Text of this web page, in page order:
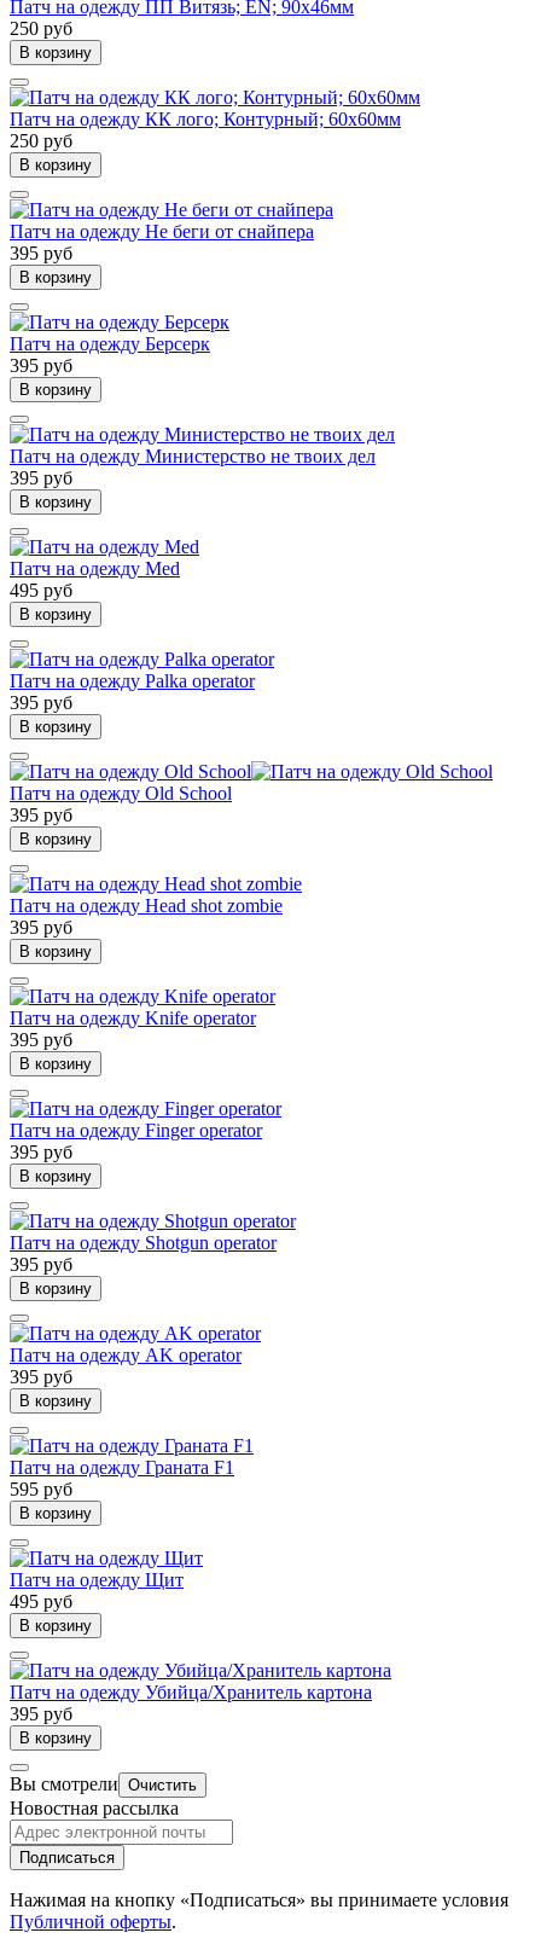
Патч на одежду ПП Витязь; EN; 90х46мм
250 руб
В корзину
Патч на одежду КК лого; Контурный; 60х60мм
250 руб
В корзину
Патч на одежду Не беги от снайпера
395 руб
В корзину
Патч на одежду Берсерк
395 руб
В корзину
Патч на одежду Министерство не твоих дел
395 руб
В корзину
Патч на одежду Med
495 руб
В корзину
Патч на одежду Palka operator
395 руб
В корзину
Патч на одежду Old School
395 руб
В корзину
Патч на одежду Head shot zombie
395 руб
В корзину
Патч на одежду Knife operator
395 руб
В корзину
Патч на одежду Finger operator
395 руб
В корзину
Патч на одежду Shotgun operator
395 руб
В корзину
Патч на одежду AK operator
395 руб
В корзину
Патч на одежду Граната F1
595 руб
В корзину
Патч на одежду Щит
495 руб
В корзину
Патч на одежду Убийца/Хранитель картона
395 руб
В корзину
Вы смотрели Очистить
Новостная рассылка
Подписаться
Нажимая на кнопку «Подписаться» вы принимаете условия
Публичной оферты.